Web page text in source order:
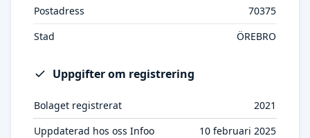
Postadress
70375
Stad
ÖREBRO
Uppgifter om registrering
Bolaget registrerat
2021
Uppdaterad hos oss Infoo
10 februari 2025